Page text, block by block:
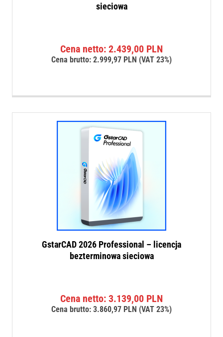
sieciowa
Cena netto:2.439,00 PLN
Cena brutto:2.999,97 PLN (VAT 23%)
GstarCAD 2026 Professional – licencja
bezterminowa sieciowa
Cena netto:3.139,00 PLN
Cena brutto:3.860,97 PLN (VAT 23%)